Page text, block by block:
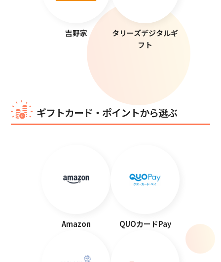
吉野家
タリーズデジタルギ
フト
ギフトカード・ポイントから選ぶ
Amazon QUOカードPay